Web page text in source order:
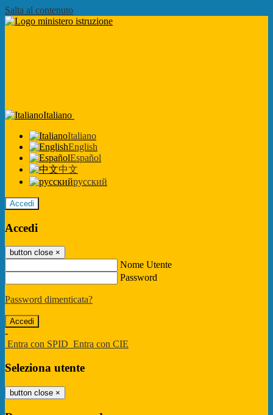
Salta al contenuto
Italiano
Italiano
English
Español
中文
русский
Accedi
Accedi
button close ×
Nome Utente
Password
Password dimenticata?
-
Entra con SPID Entra con CIE
Seleziona utente
button close ×